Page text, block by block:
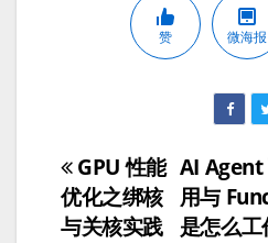
赞 微海报
文
章
AI Agent
用与
是怎么工
GPU 性能
优化之绑核
与关核实践